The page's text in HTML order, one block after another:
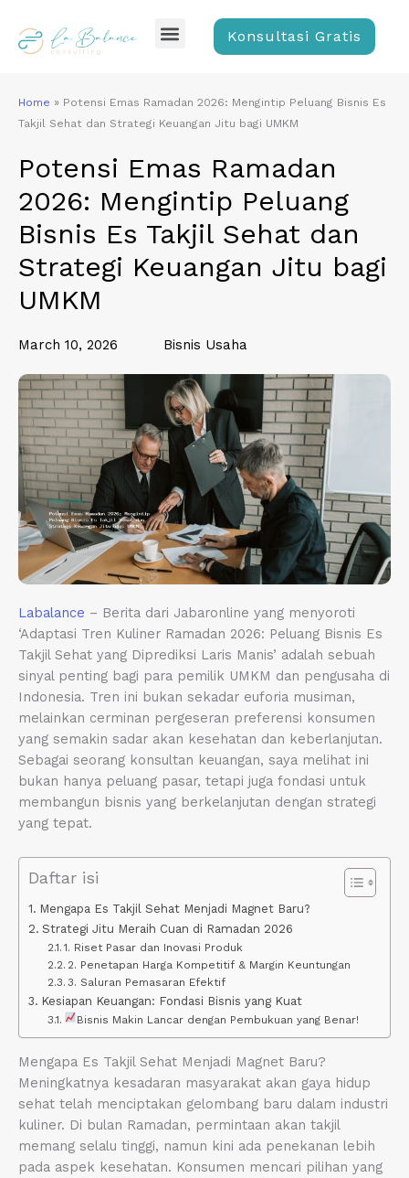
content
Menu Konsultasi Gratis
Home » Potensi Emas Ramadan 2026: Mengintip Peluang Bisnis Es
Takjil Sehat dan Strategi Keuangan Jitu bagi UMKM
Potensi Emas Ramadan
2026: Mengintip Peluang
Bisnis Es Takjil Sehat dan
Strategi Keuangan Jitu bagi
UMKM
March 10, 2026 Bisnis Usaha
Labalance – Berita dari Jabaronline yang menyoroti
‘Adaptasi Tren Kuliner Ramadan 2026: Peluang Bisnis Es
Takjil Sehat yang Diprediksi Laris Manis’ adalah sebuah
sinyal penting bagi para pemilik UMKM dan pengusaha di
Indonesia. Tren ini bukan sekadar euforia musiman,
melainkan cerminan pergeseran preferensi konsumen
yang semakin sadar akan kesehatan dan keberlanjutan.
Sebagai seorang konsultan keuangan, saya melihat ini
bukan hanya peluang pasar, tetapi juga fondasi untuk
membangun bisnis yang berkelanjutan dengan strategi
yang tepat.
Daftar isi
Mengapa Es Takjil Sehat Menjadi Magnet Baru?
Strategi Jitu Meraih Cuan di Ramadan 2026
1. Riset Pasar dan Inovasi Produk
2. Penetapan Harga Kompetitif & Margin Keuntungan
3. Saluran Pemasaran Efektif
Kesiapan Keuangan: Fondasi Bisnis yang Kuat
Bisnis Makin Lancar dengan Pembukuan yang Benar!
Mengapa Es Takjil Sehat Menjadi Magnet Baru?
Meningkatnya kesadaran masyarakat akan gaya hidup
sehat telah menciptakan gelombang baru dalam industri
kuliner. Di bulan Ramadan, permintaan akan takjil
memang selalu tinggi, namun kini ada penekanan lebih
pada aspek kesehatan. Konsumen mencari pilihan yang